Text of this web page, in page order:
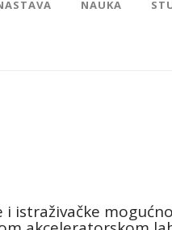
NAUKA
i istraživačke